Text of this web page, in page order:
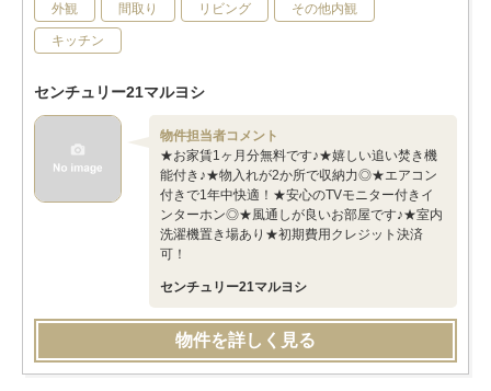
外観 間取り リビング その他内観
キッチン
センチュリー21マルヨシ
物件担当者コメント
★お家賃1ヶ月分無料です♪★嬉しい追い焚き機
能付き♪★物入れが2か所で収納力◎★エアコン
付きで1年中快適！★安心のTVモニター付きイ
ンターホン◎★風通しが良いお部屋です♪★室内
洗濯機置き場あり★初期費用クレジット決済
可！
センチュリー21マルヨシ
物件を詳しく見る